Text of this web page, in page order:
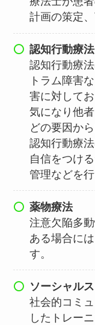
計画の策定
認知行動療法
認知行動療
トラム障害
害に対して
気になり他
どの要因か
認知行動療
自信をつけ
管理などを行
薬物療法
注意欠陥多
ある場合に
す。
ソーシャル
社会的コミ
したトレー